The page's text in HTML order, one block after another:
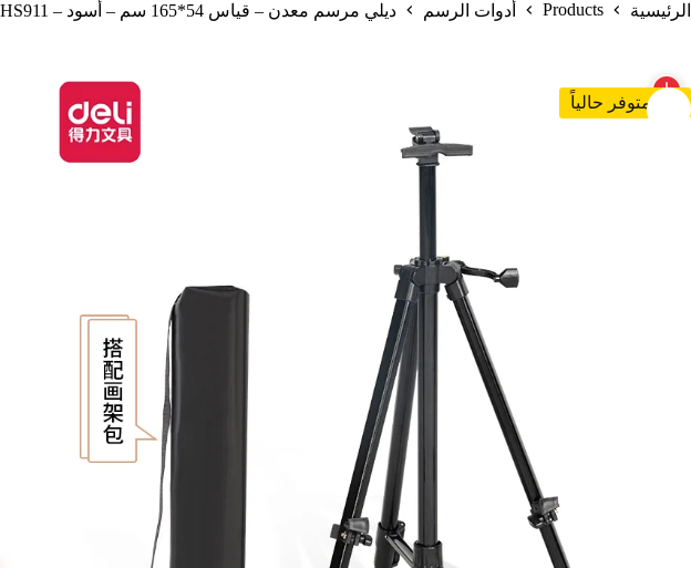
الرئيسية Products أدوات الرسم ديلي مرسم معدن – قياس 54*165 سم – أسود – HS911
غير متوفر حالياً